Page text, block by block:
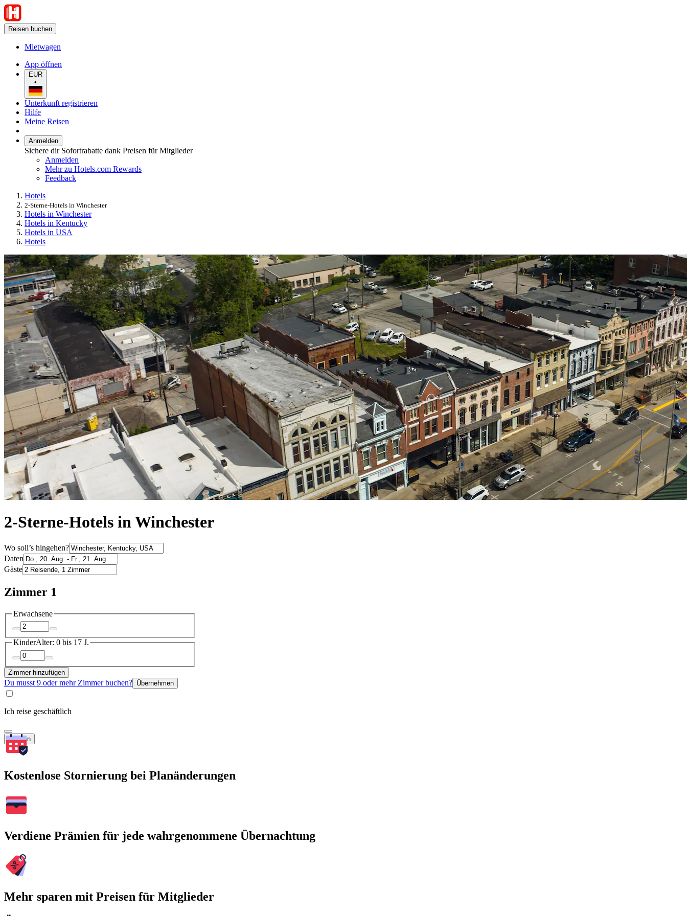
Reisen buchen
Mietwagen
App öffnen
EUR
•
Unterkunft registrieren
Hilfe
Meine Reisen
Anmelden
Sichere dir Sofortrabatte dank Preisen für Mitglieder
Anmelden
Mehr zu Hotels.com Rewards
Feedback
Hotels
2-Sterne-Hotels in Winchester
Hotels in Winchester
Hotels in Kentucky
Hotels in USA
Hotels
2-Sterne-Hotels in Winchester
Wo soll’s hingehen?
Daten
Gäste
Zimmer 1
Erwachsene
KinderAlter: 0 bis 17 J.
Zimmer hinzufügen
Du musst 9 oder mehr Zimmer buchen? Übernehmen
Ich reise geschäftlich
Suchen
Kostenlose Stornierung bei Planänderungen
Verdiene Prämien für jede wahrgenommene Übernachtung
Mehr sparen mit Preisen für Mitglieder